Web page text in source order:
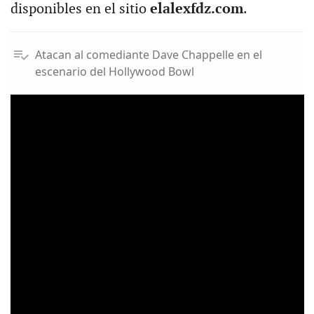
disponibles en el sitioelalexfdz.com.
Atacan al comediante Dave Chappelle en el
escenario del Hollywood Bowl